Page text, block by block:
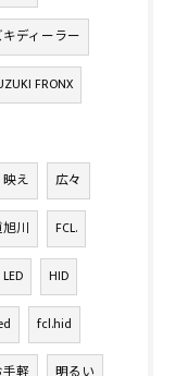
ディーラー
FRONX
映え 広々
川 FCL.
LED HID
fcl.hid